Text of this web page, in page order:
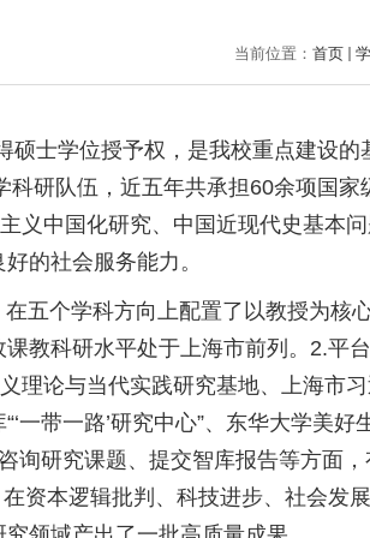
当前位置： 首页
士学位授予权，是我校重点建设的
研队伍，近五年共承担60余项国家
义中国化研究、中国近现代史基本
的社会服务能力。
五个学科方向上配置了以教授为核
教科研水平处于上海市前列。2.平
理论与当代实践研究基地、上海市
一带一路’研究中心”、东华大学美好
询研究课题、提交智库报告等方面
资本逻辑批判、科技进步、社会发